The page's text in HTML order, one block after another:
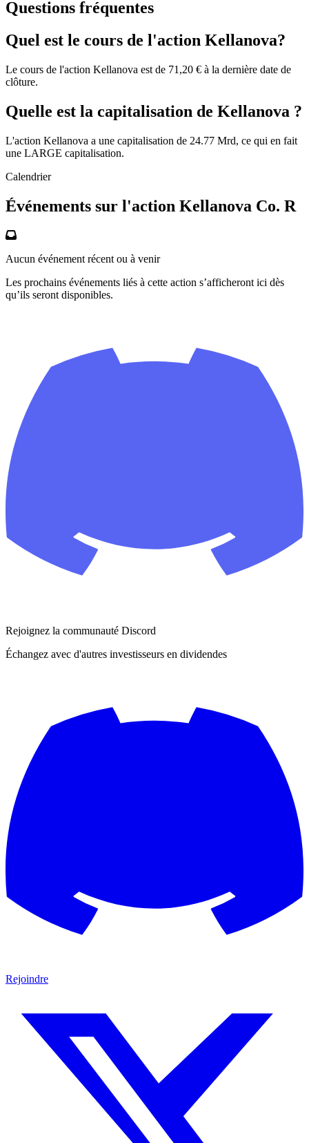
Questions fréquentes
Quel est le cours de l'action Kellanova?
Le cours de l'action Kellanova est de 71,20 € à la dernière date de
clôture.
Quelle est la capitalisation de Kellanova ?
L'action Kellanova a une capitalisation de 24.77 Mrd, ce qui en fait
une LARGE capitalisation.
Calendrier
Événements sur l'action Kellanova Co. R
Aucun événement récent ou à venir
Les prochains événements liés à cette action s’afficheront ici dès
qu’ils seront disponibles.
Rejoignez la communauté Discord
Échangez avec d'autres investisseurs en dividendes
Rejoindre